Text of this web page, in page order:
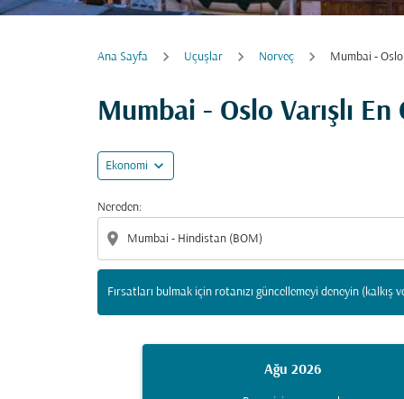
Ana Sayfa Uçuşlar Norveç Mumbai - Oslo
Mumbai - Oslo Varışlı En
Ekonomi expand_more
Nereden:
location_on
Fırsatları bulmak için rotanızı güncellemeyi deneyin
Fırsatları bulmak için rotanızı güncellemeyi
Ağu 2026